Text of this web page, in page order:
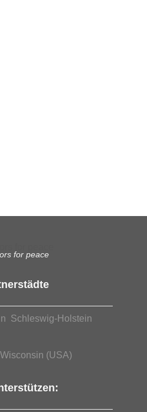
for peace
Schleswig-Holstein
(USA)